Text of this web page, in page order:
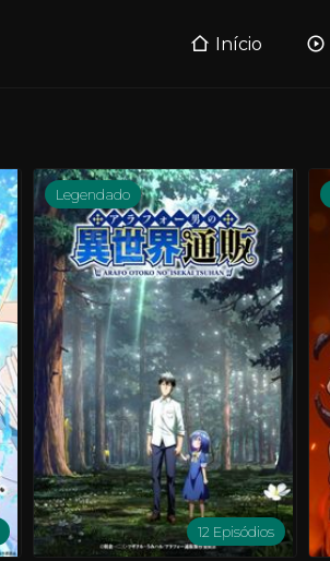
Início
Legendado
12 Episódios